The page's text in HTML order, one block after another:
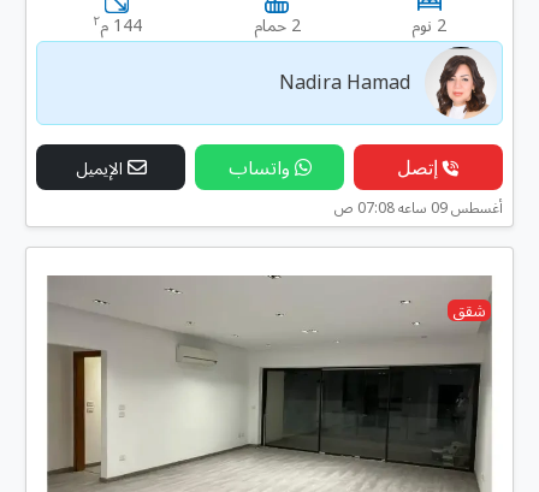
2 نوم 2 حمام 144 م ٢
Nadira Hamad
إتصل واتساب الإيميل
أغسطس 09 ساعه 07:08 ص
شقق